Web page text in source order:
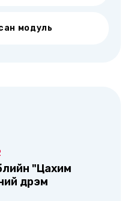
модуль
"Цахим
дүрэм